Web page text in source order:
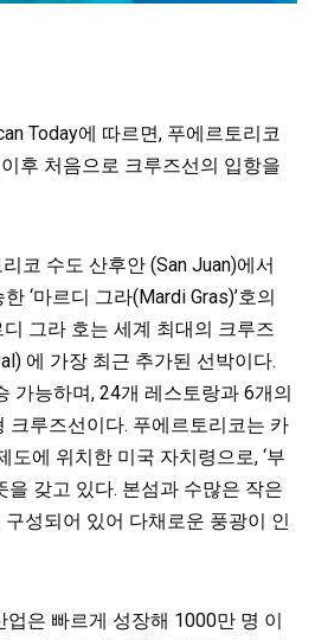
Today에 따르면, 푸에르토리코
후 처음으로 크루즈선의 입항을
코 수도 산후안 (San Juan)에서
‘마르디 그라(Mardi Gras)’호의
그라 호는 세계 최대의 크루즈
에 가장 최근 추가된 선박이다.
가능하며, 24개 레스토랑과 6개의
크루즈선이다. 푸에르토리코는 카
도에 위치한 미국 자치령으로, ‘부
을 갖고 있다. 본섬과 수많은 작은
성되어 있어 다채로운 풍광이 인
은 빠르게 성장해 1000만 명 이